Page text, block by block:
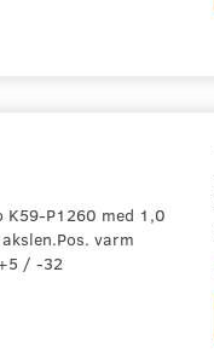
K59-P1260 med 1,0
varm
/ -32